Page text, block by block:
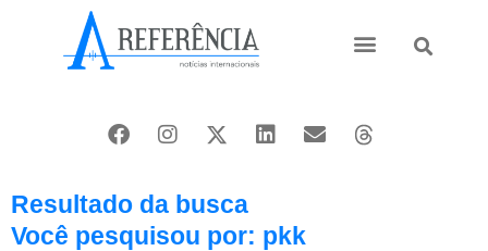
Resultado da busca
Você pesquisou por: pkk